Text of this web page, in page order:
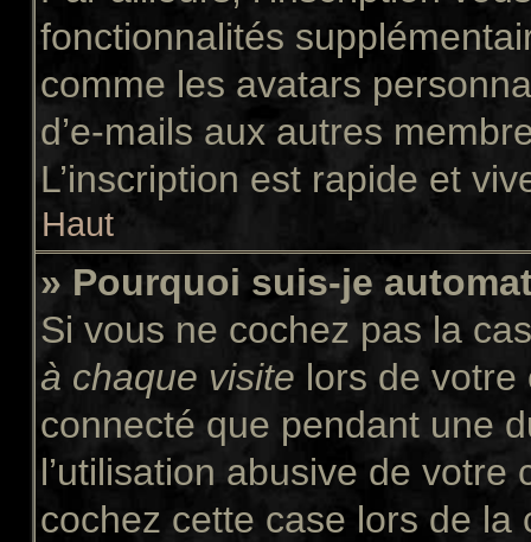
fonctionnalités
comme les avatars
d’e-mails aux autres
L’inscription est rapide et
Haut
» Pourquoi suis-je
Si vous ne cochez pas la
à chaque visite lors de votre
connecté que pendant une
l’utilisation abusive de
cochez cette case lors de la